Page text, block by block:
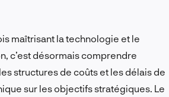
maîtrisant la technologie et le
c’est désormais comprendre
structures de coûts et les délais de
sur les objectifs stratégiques. Le